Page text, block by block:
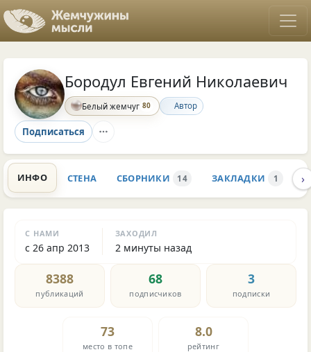
Бородул Евгений Николаевич
Белый жемчуг 80 Автор
Подписаться
ИНФО СТЕНА СБОРНИКИ 14 ЗАКЛАДКИ 1 ›
С НАМИ
с 26 апр 2013
ЗАХОДИЛ
2 минуты назад
8388
публикаций
68
подписчиков
3
подписки
73
место в топе
8.0
рейтинг